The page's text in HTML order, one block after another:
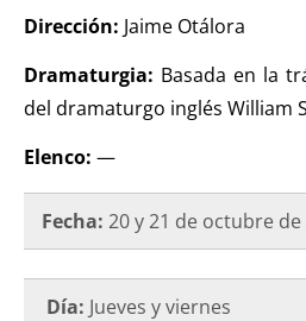
Dirección: Jaime Otálora
Dramaturgia: Basada en la
del dramaturgo inglés William
Elenco: —
Fecha: 20 y 21 de octubre de
Día: Jueves y viernes